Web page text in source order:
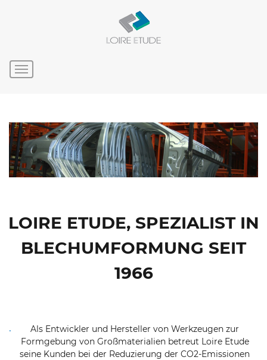
LOIRE ETUDE, SPEZIALIST IN
BLECHUMFORMUNG SEIT
1966
.
Als Entwickler und Hersteller von Werkzeugen zur
Formgebung von Großmaterialien betreut Loire Etude
seine Kunden bei der Reduzierung der CO2-Emissionen